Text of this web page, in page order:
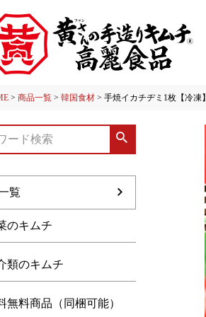
商品一覧 韓国食材 手焼イカチヂミ1枚【冷凍】
覧
のキムチ
類のキムチ
無料商品（同梱可能）